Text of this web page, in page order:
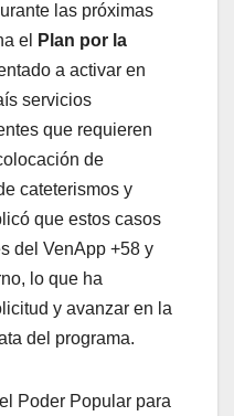
las próximas
el
Plan por la
a activar en
servicios
que requieren
de
cateterismos y
que estos casos
del VenApp +58 y
lo que ha
y avanzar en la
del programa.
Poder Popular para